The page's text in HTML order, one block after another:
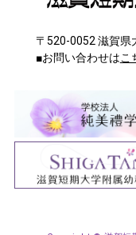
〒520-0052 滋賀県
■お問い合わせはこ